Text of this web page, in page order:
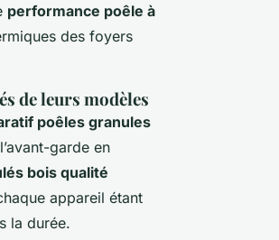
performance poêle à
des foyers
de leurs modèles
poêles granules
garde en
bois qualité
appareil étant
la durée.